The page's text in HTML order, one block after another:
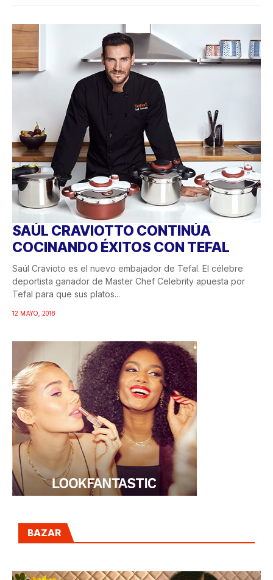
SAÚL CRAVIOTTO CONTINÚA
COCINANDO ÉXITOS CON TEFAL
Saúl Cravioto es el nuevo embajador de Tefal. El célebre
deportista ganador de Master Chef Celebrity apuesta por
Tefal para que sus platos...
12 MAYO, 2018
BAZAR